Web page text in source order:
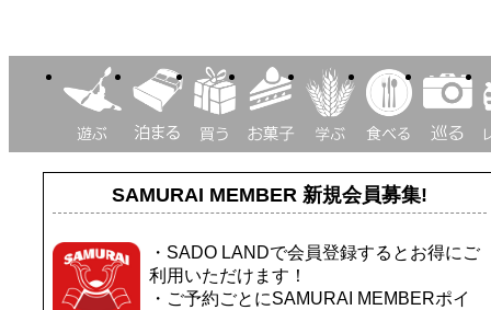
SAMURAI MEMBER 新規会員募集!
・SADO LANDで会員登録するとお得にご
利用いただけます！
・ご予約ごとにSAMURAI MEMBERポイ